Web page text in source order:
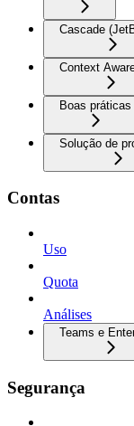
Cascade
Context
Boas práticas
Solução de
Contas
Uso
Quota
Análises
Teams e
Segurança